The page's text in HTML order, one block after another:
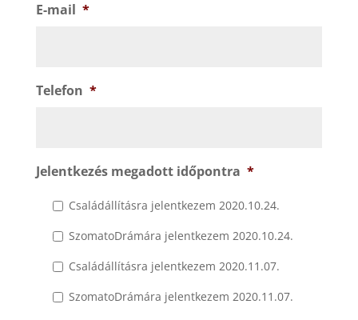
E-mail *
Telefon *
Jelentkezés megadott időpontra *
Családállításra jelentkezem 2020.10.24.
SzomatoDrámára jelentkezem 2020.10.24.
Családállításra jelentkezem 2020.11.07.
SzomatoDrámára jelentkezem 2020.11.07.